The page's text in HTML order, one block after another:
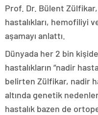
Prof. Dr. Bülent
hastalıkları, hemofiliyi
aşamayı anlattı.
Dünyada her 2 bin
hastalıkların “nadir
belirten Zülfikar, nadir
altında genetik
hastalık bazen de